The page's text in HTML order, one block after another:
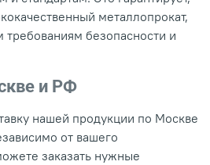
металлопрокат,
требованиям безопасности и
и РФ
нашей продукции по Москве
от вашего
заказать нужные